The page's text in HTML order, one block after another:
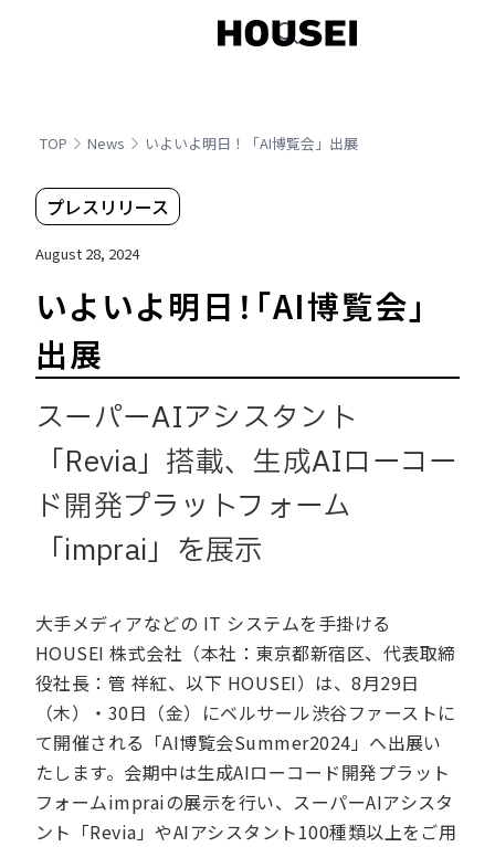
TOP News いよいよ明日！「AI博覧会」出展
プレスリリース
August 28, 2024
いよいよ明日！「AI博覧会」
出展
スーパーAIアシスタント
「Revia」搭載、生成AIローコー
ド開発プラットフォーム
「imprai」を展示
大手メディアなどの IT システムを手掛ける
HOUSEI 株式会社（本社：東京都新宿区、代表取締
役社長：管 祥紅、以下 HOUSEI）は、8月29日
（木）・30日（金）にベルサール渋谷ファーストに
て開催される「AI博覧会Summer2024」へ出展い
たします。会期中は生成AIローコード開発プラット
フォームimpraiの展示を行い、スーパーAIアシスタ
ント「Revia」やAIアシスタント100種類以上をご用